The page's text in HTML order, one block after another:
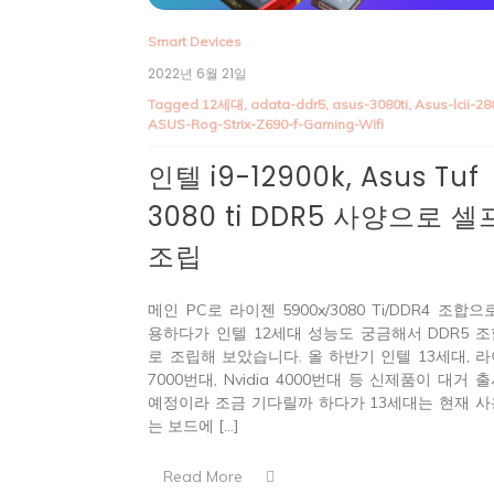
Smart Devices
2022년 6월 21일
Tagged 12세대, adata-ddr5, asus-3080ti, Asus-lcii-
ASUS-Rog-Strix-Z690-f-Gaming-Wifi
인텔 i9-12900k, Asus Tuf
3080 ti DDR5 사양으로 셀
조립
메인 PC로 라이젠 5900x/3080 Ti/DDR4 조합으
용하다가 인텔 12세대 성능도 궁금해서 DDR5 조
로 조립해 보았습니다. 올 하반기 인텔 13세대, 라
7000번대, Nvidia 4000번대 등 신제품이 대거 출
예정이라 조금 기다릴까 하다가 13세대는 현재 사
는 보드에 […]
Read More